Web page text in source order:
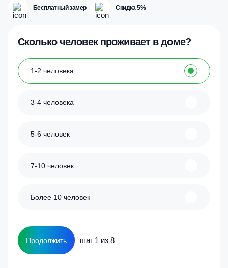
Бесплатный замер Скидка 5%
Сколько человек проживает в доме?
1-2 человека
3-4 человека
5-6 человек
7-10 человек
Более 10 человек
Продолжить шаг 1 из 8